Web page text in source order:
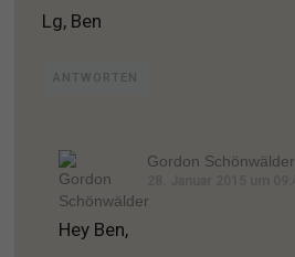
Lg, Ben
ANTWORTEN
Gordon Schönwälder
Hey Ben,